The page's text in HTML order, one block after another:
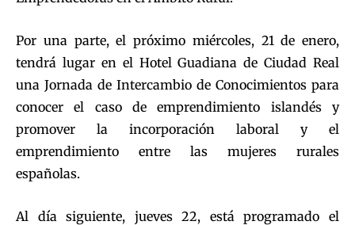
Por una parte, el próximo miércoles, 21 de enero,
tendrá lugar en el Hotel Guadiana de Ciudad Real
una Jornada de Intercambio de Conocimientos para
conocer el caso de emprendimiento islandés y
promover la incorporación laboral y el
emprendimiento entre las mujeres rurales
españolas.
Al día siguiente, jueves 22, está programado el